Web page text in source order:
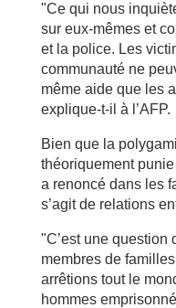
"Ce qui nous
sur eux-mêmes et
et la police. Les
communauté ne
même aide que les
explique-t-il à l’AFP.
Bien que la
théoriquement
a renoncé dans les
s’agit de relations
"C’est une question
membres de
arrêtions tout le
hommes